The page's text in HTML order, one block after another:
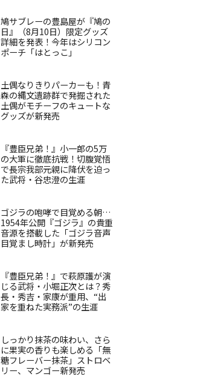
鳩サブレーの豊島屋が『鳩の
日』（8月10日）限定グッズ
詳細を発表！今年はシリコン
ポーチ「はとっこ」
土偶なりきりパーカーも！青
森の縄文遺跡群で発掘された
土偶がモチーフのキュートな
グッズが新発売
『豊臣兄弟！』小一郎の5万
の大軍に徹底抗戦！切腹覚悟
で長宗我部元親に降伏を迫っ
た武将・谷忠澄の生涯
ゴジラの咆哮で目覚める朝…
1954年公開『ゴジラ』の貴重
音源を搭載した「ゴジラ音声
目覚まし時計」が新発売
『豊臣兄弟！』で萩原護が演
じる武将・小堀正次とは？秀
長・秀吉・家康が重用、“出
家を重ねた実務派”の生涯
しっかり抹茶の味わい、さら
に果実の香りも楽しめる「無
糖フレーバー抹茶」ストロベ
リー、マンゴー新発売